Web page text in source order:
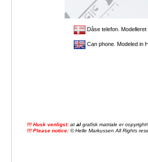
Dåse telefon.
Can phone. Modeled in
!!! Husk venligst: at al grafisk matriale er
!!! Please notice: © Helle Markussen All Rights